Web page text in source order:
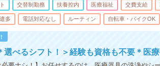
交替制勤務 扶養控内 医療福祉 交費支給
多 電話対応なし ルーティン 自転車・バイクOK
選べるシフト！＞経験も資格も不要＊医